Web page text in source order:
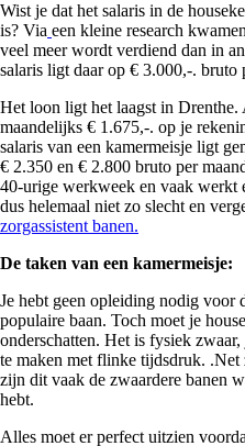
Wist je dat het salaris in de
is? Via een kleine research
veel meer wordt verdiend dan in
salaris ligt daar op € 3.000,-. bruto
Het loon ligt het laagst in
maandelijks € 1.675,-. op je
salaris van een kamermeisje ligt
€ 2.350 en € 2.800 bruto per
40-urige werkweek en vaak werkt
dus helemaal niet zo slecht en
zorgassistent banen.
De taken van een kamermeisje:
Je hebt geen opleiding nodig voor
populaire baan. Toch moet je
onderschatten. Het is fysiek
te maken met flinke tijdsdruk. .Net
zijn dit vaak de zwaardere banen
hebt.
Alles moet er perfect uitzien